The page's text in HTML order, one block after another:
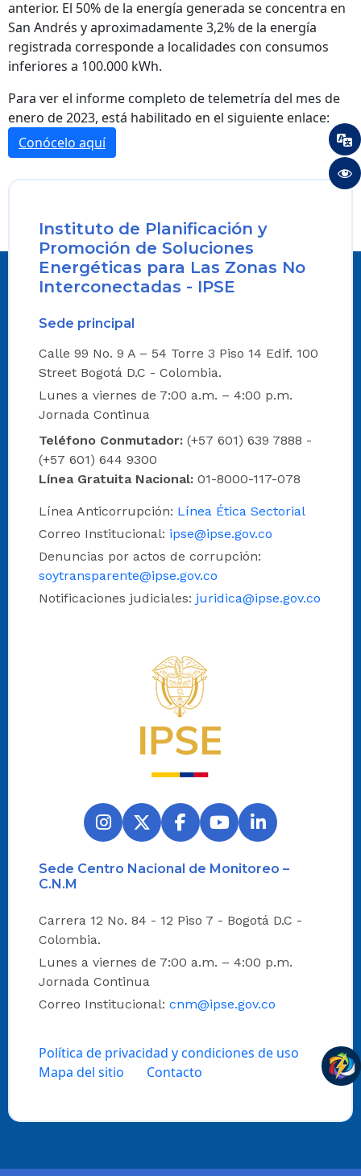
anterior. El 50% de la energía generada se concentra en
San Andrés y aproximadamente 3,2% de la energía
registrada corresponde a localidades con consumos
inferiores a 100.000 kWh.
Para ver el informe completo de telemetría del mes de
enero de 2023, está habilitado en el siguiente enlace:
Conócelo aquí
Instituto de Planificación y
Promoción de Soluciones
Energéticas para Las Zonas No
Interconectadas - IPSE
Sede principal
Calle 99 No. 9 A – 54 Torre 3 Piso 14 Edif. 100
Street Bogotá D.C - Colombia.
Lunes a viernes de 7:00 a.m. – 4:00 p.m.
Jornada Continua
Teléfono Conmutador: (+57 601) 639 7888 -
(+57 601) 644 9300
Línea Gratuita Nacional: 01-8000-117-078
Línea Anticorrupción: Línea Ética Sectorial
Correo Institucional: ipse@ipse.gov.co
Denuncias por actos de corrupción:
soytransparente@ipse.gov.co
Notificaciones judiciales: juridica@ipse.gov.co
Sede Centro Nacional de Monitoreo –
C.N.M
Carrera 12 No. 84 - 12 Piso 7 - Bogotá D.C -
Colombia.
Lunes a viernes de 7:00 a.m. – 4:00 p.m.
Jornada Continua
Correo Institucional: cnm@ipse.gov.co
Política de privacidad y condiciones de uso
Mapa del sitio
Contacto